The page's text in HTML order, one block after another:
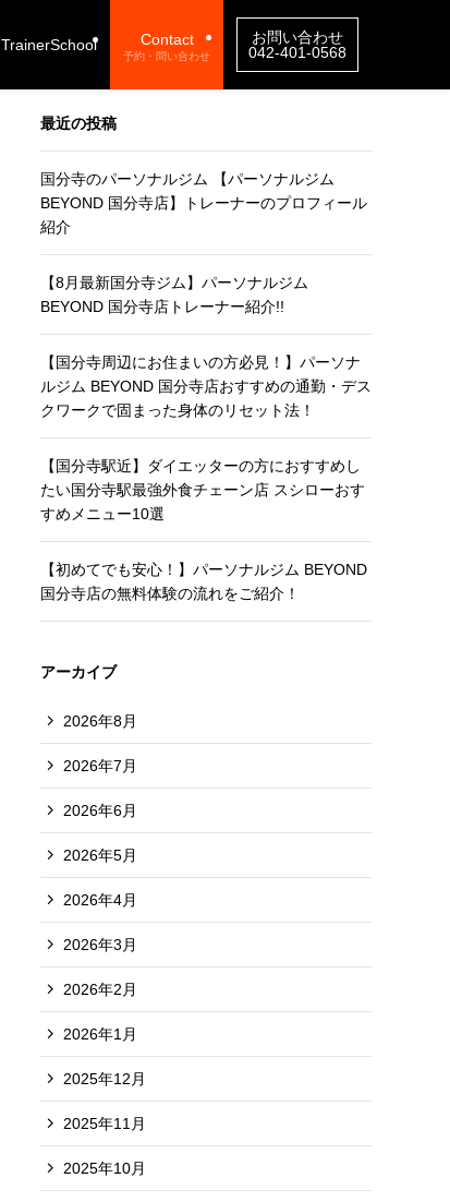
TrainerSchool Contact
予約・問い合わせ
お問い合わせ
042-401-0568
最近の投稿
国分寺のパーソナルジム 【パーソナルジム
BEYOND 国分寺店】トレーナーのプロフィール
紹介
【8月最新国分寺ジム】パーソナルジム
BEYOND 国分寺店トレーナー紹介!!
【国分寺周辺にお住まいの方必見！】パーソナ
ルジム BEYOND 国分寺店おすすめの通勤・デス
クワークで固まった身体のリセット法！
【国分寺駅近】ダイエッターの方におすすめし
たい国分寺駅最強外食チェーン店 スシローおす
すめメニュー10選
【初めてでも安心！】パーソナルジム BEYOND
国分寺店の無料体験の流れをご紹介！
アーカイブ
2026年8月
2026年7月
2026年6月
2026年5月
2026年4月
2026年3月
2026年2月
2026年1月
2025年12月
2025年11月
2025年10月